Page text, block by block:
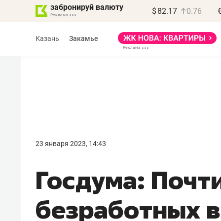
забронируй валюту $ 82.17 0.76
Казань Закамье
23 января 2023, 14:43
Госдума:
безработных
правил, бизнес может
потерять минимум
полгода»